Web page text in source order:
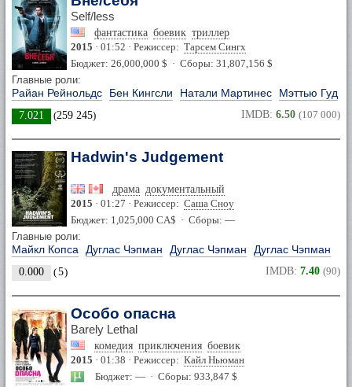
Self/less
фантастика боевик триллер
2015 · 01:52 · Режиссер: Тарсем Сингх
Бюджет: 26,000,000 $ · Сборы: 31,807,156 $
Главные роли:
Райан Рейнольдс Бен Кингсли Натали Мартинес Мэттью Гуд
7.021 (259 245) IMDB: 6.50 (107 000)
Hadwin's Judgement
драма документальный
2015 · 01:27 · Режиссер: Саша Сноу
Бюджет: 1,025,000 CA$ · Сборы: —
Главные роли:
Майкл Копса Дуглас Чэпман Дуглас Чэпман Дуглас Чэпман
0.000 (5) IMDB: 7.40 (90)
Особо опасна
Barely Lethal
комедия приключения боевик
2015 · 01:38 · Режиссер: Кайл Ньюман
Бюджет: — · Сборы: 933,847 $